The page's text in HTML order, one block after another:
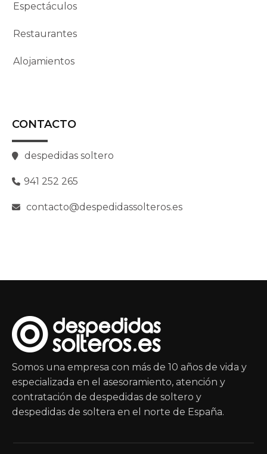
Espectáculos
Restaurantes
Alojamientos
CONTACTO
despedidas soltero
941 252 265
contacto@despedidassolteros.es
Somos una empresa con más de 10 años de vida y
especializada en el asesoramiento, atención y
contratación de despedidas de soltero y
despedidas de soltera en el norte de España.